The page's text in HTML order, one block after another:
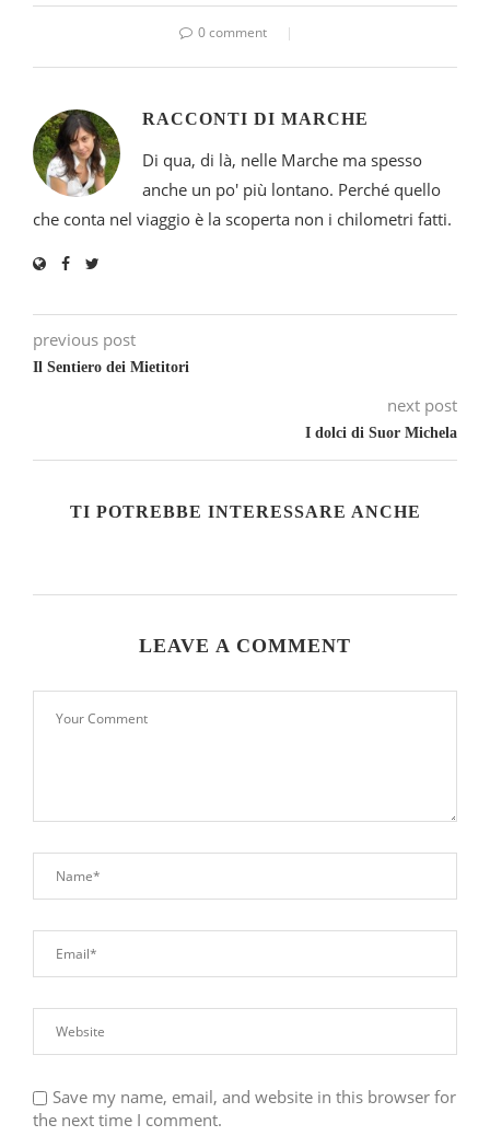
0 comment
RACCONTI DI MARCHE
Di qua, di là, nelle Marche ma spesso
anche un po' più lontano. Perché quello
che conta nel viaggio è la scoperta non i chilometri fatti.
previous post
Il Sentiero dei Mietitori
next post
I dolci di Suor Michela
TI POTREBBE INTERESSARE ANCHE
LEAVE A COMMENT
Save my name, email, and website in this browser for
the next time I comment.